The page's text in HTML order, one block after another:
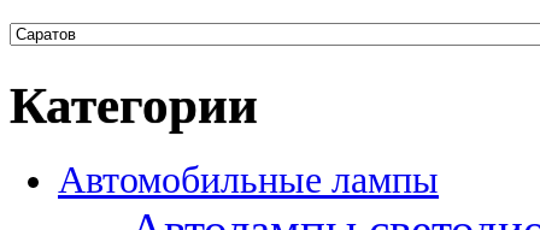
Категории
Автомобильные лампы